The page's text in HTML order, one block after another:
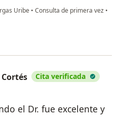
Uribe • Consulta de primera vez •
Cita verificada
el Dr. fue excelente y